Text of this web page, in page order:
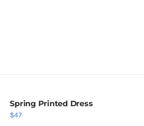
Spring Printed Dress
$47